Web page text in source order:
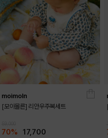
moimoln
[모이몰른] 리안우주복세트
70% 17,700